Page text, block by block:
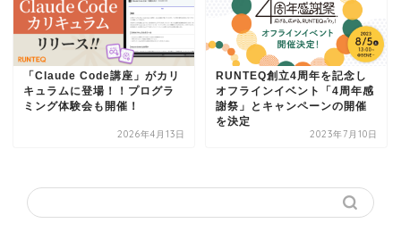
「Claude Code講座」がカリ
キュラムに登場！！プログラ
ミング体験会も開催！
2026年4月13日
RUNTEQ創立4周年を記念し
オフラインイベント「4周年感
謝祭」とキャンペーンの開催
を決定
2023年7月10日